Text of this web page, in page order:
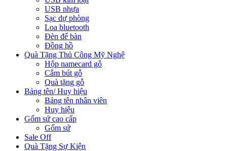
USB nhựa
Sạc dự phòng
Loa bluetooth
Đèn để bàn
Đồng hồ
Quà Tặng Thủ Công Mỹ Nghệ
Hộp namecard gỗ
Cắm bút gỗ
Quà tặng gỗ
Bảng tên/ Huy hiệu
Bảng tên nhân viên
Huy hiệu
Gốm sứ cao cấp
Gốm sứ
Sale Off
Quà Tặng Sự Kiện